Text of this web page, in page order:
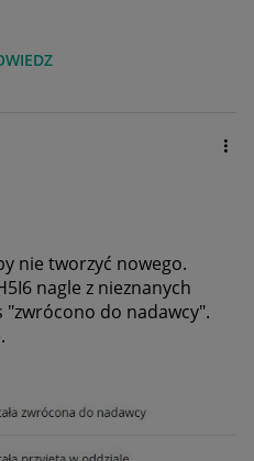
nie tworzyć nowego.
nagle z nieznanych
do nadawcy".